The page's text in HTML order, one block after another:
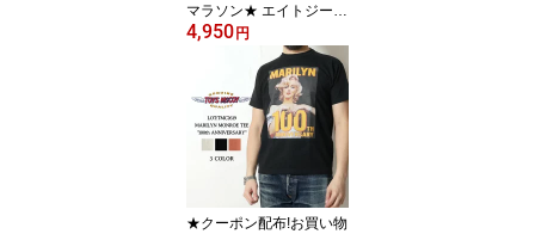
マラソン★ エイトジー T
シャツ アメカジ 2026春
夏 新作 メンズ 半袖 カッ
トソー プリント 大人 お
しゃれ シンプル ロゴT 綿
100 EIGHT-G BEST OF T
HE SUPER Jr. 8ST-TS46
ホワイト ブラック ピン
4,950円
★クーポン配布!お買い物